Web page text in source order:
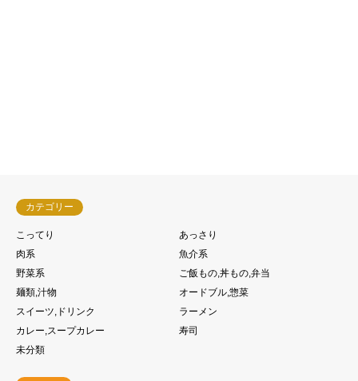
カテゴリー
こってり
あっさり
肉系
魚介系
野菜系
ご飯もの,丼もの,弁当
麺類,汁物
オードブル,惣菜
スイーツ,ドリンク
ラーメン
カレー,スープカレー
寿司
未分類